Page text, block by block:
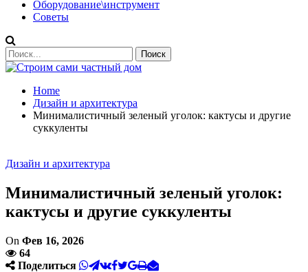
Оборудование\инструмент
Советы
Home
Дизайн и архитектура
Минималистичный зеленый уголок: кактусы и другие
суккуленты
Дизайн и архитектура
Минималистичный зеленый уголок:
кактусы и другие суккуленты
On Фев 16, 2026
64
Поделиться